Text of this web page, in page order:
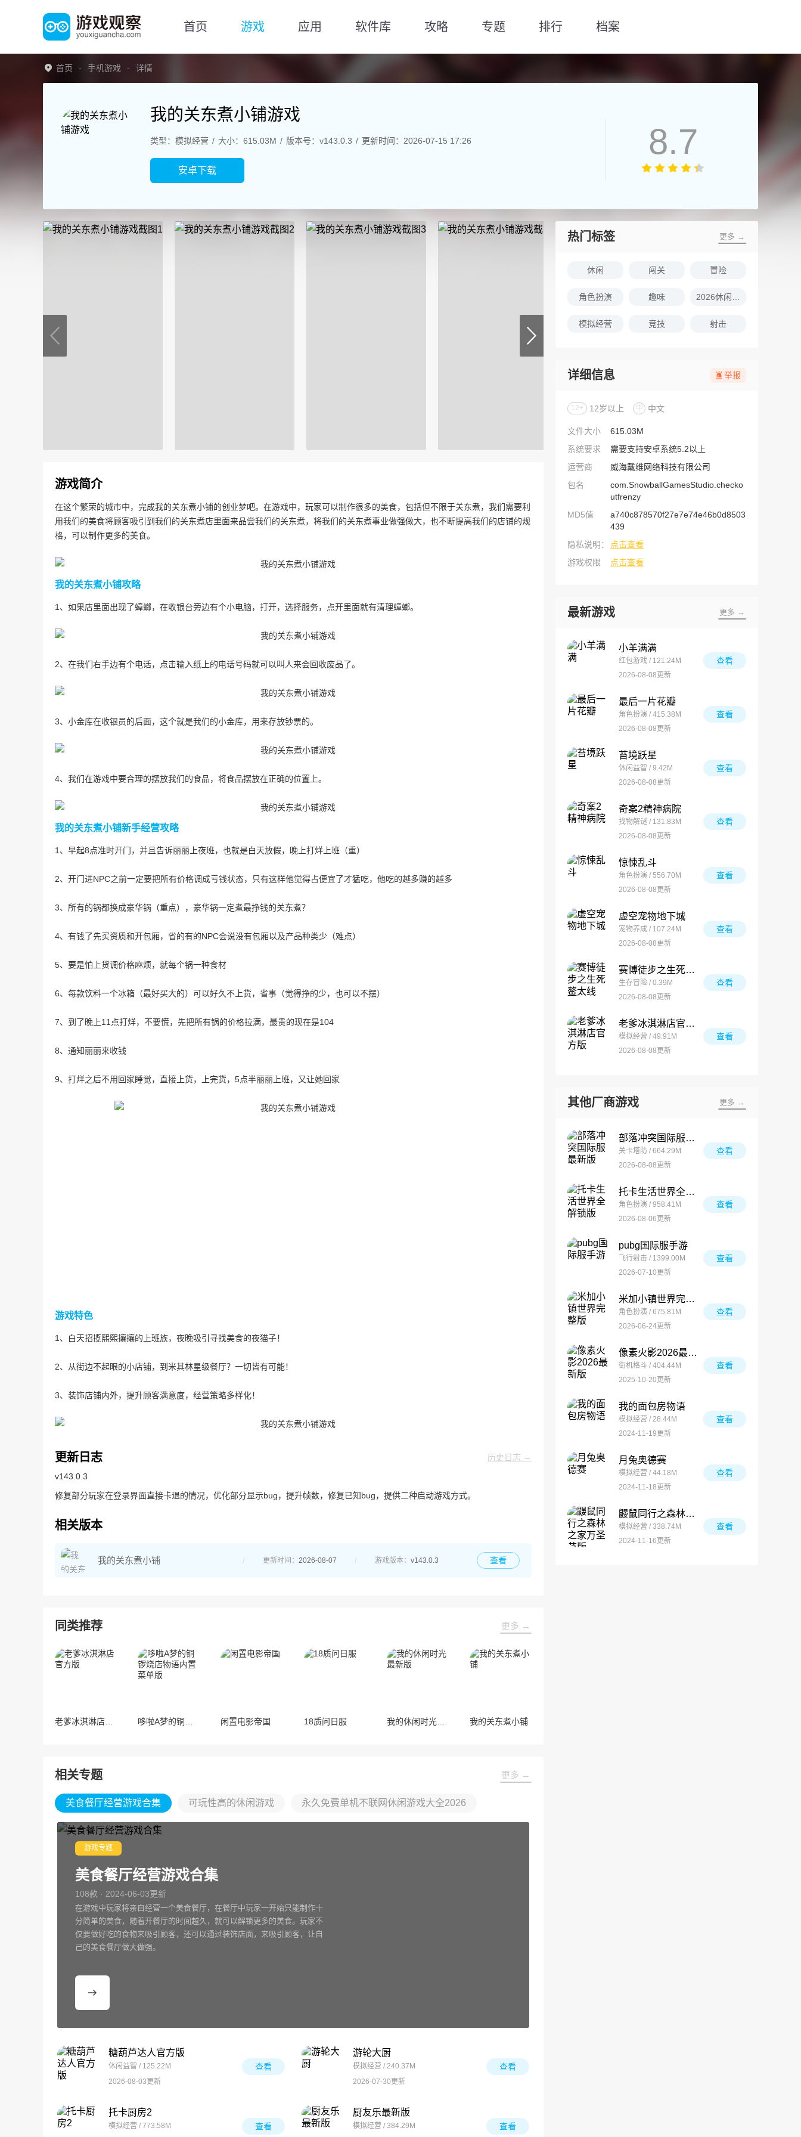
首页 游戏 应用 软件库 攻略 专题 排行 档案
首页 手机游戏 详情
我的关东煮小铺游戏
类型：模拟经营 大小：615.03M 版本号：v143.0.3 更新时间：2026-07-15 17:26
安卓下载
8.7
游戏简介
在这个繁荣的城市中，完成我的关东煮小铺的创业梦吧。在游戏中，玩家可以制作很多的美食，包括但不限于关东煮，我们需要利
用我们的美食将顾客吸引到我们的关东煮店里面来品尝我们的关东煮，将我们的关东煮事业做强做大，也不断提高我们的店铺的规
格，可以制作更多的美食。
我的关东煮小铺攻略
1、如果店里面出现了蟑螂，在收银台旁边有个小电脑，打开，选择服务，点开里面就有清理蟑螂。
2、在我们右手边有个电话，点击输入纸上的电话号码就可以叫人来会回收废品了。
3、小金库在收银员的后面，这个就是我们的小金库，用来存放钞票的。
4、我们在游戏中要合理的摆放我们的食品，将食品摆放在正确的位置上。
我的关东煮小铺新手经营攻略
1、早起8点准时开门，并且告诉丽丽上夜班，也就是白天放假，晚上打烊上班（重）
2、开门进NPC之前一定要把所有价格调成亏钱状态，只有这样他觉得占便宜了才猛吃，他吃的越多赚的越多
3、所有的锅都换成豪华锅（重点），豪华锅一定煮最挣钱的关东煮？
4、有钱了先买资质和开包厢，省的有的NPC会说没有包厢以及产品种类少（难点）
5、要是怕上货调价格麻烦，就每个锅一种食材
6、每款饮料一个冰箱（最好买大的）可以好久不上货，省事（觉得挣的少，也可以不摆）
7、到了晚上11点打烊，不要慌，先把所有锅的价格拉满，最贵的现在是104
8、通知丽丽来收钱
9、打烊之后不用回家睡觉，直接上货，上完货，5点半丽丽上班，又让她回家
游戏特色
1、白天招揽熙熙攘攘的上班族，夜晚吸引寻找美食的夜猫子！
2、从街边不起眼的小店铺，到米其林星级餐厅？一切皆有可能！
3、装饰店铺内外，提升顾客满意度，经营策略多样化！
更新日志
历史日志 →
v143.0.3
修复部分玩家在登录界面直接卡退的情况，优化部分显示bug，提升帧数，修复已知bug，提供二种启动游戏方式。
相关版本
我的关东煮小铺 更新时间： 2026-08-07 游戏版本： v143.0.3 查看
同类推荐 更多 →
闲置电影帝国 18质问日服 我的休闲时光最新版 我的关东煮小铺
相关专题 更多 →
美食餐厅经营游戏合集 可玩性高的休闲游戏 永久免费单机不联网休闲游戏大全2026
游戏专题
美食餐厅经营游戏合集
108款 · 2024-06-03更新
在游戏中玩家将亲自经营一个美食餐厅，在餐厅中玩家一开始只能制作十
分简单的美食，随着开餐厅的时间越久，就可以解锁更多的美食。玩家不
仅要做好吃的食物来吸引顾客，还可以通过装饰店面，来吸引顾客，让自
己的美食餐厅做大做强。
糖葫芦达人官方版
休闲益智 / 125.22M
2026-08-03更新
查看
游轮大厨
模拟经营 / 240.37M
2026-07-30更新
查看
托卡厨房2
模拟经营 / 773.58M 查看
厨友乐最新版
模拟经营 / 384.29M 查看
热门标签 更多 →
休闲 闯关 冒险
角色扮演 趣味
模拟经营 竞技 射击
详细信息 举报
12+ 12岁以上 中 中文
文件大小
615.03M
系统要求
需要支持安卓系统5.2以上
运营商
威海戴维网络科技有限公司
包名
com.SnowballGamesStudio.checko
utfrenzy
MD5值
a740c878570f27e7e74e46b0d8503
439
隐私说明：
点击查看
游戏权限
点击查看
最新游戏 更多 →
小羊满满
红包游戏 / 121.24M
2026-08-08更新
查看
最后一片花瓣
角色扮演 / 415.38M
2026-08-08更新
查看
苔境跃星
休闲益智 / 9.42M
2026-08-08更新
查看
奇案2精神病院
找物解谜 / 131.83M
2026-08-08更新
查看
惊悚乱斗
角色扮演 / 556.70M
2026-08-08更新
查看
虚空宠物地下城
宠物养成 / 107.24M
2026-08-08更新
查看
赛博徒步之生死鳌太线
生存冒险 / 0.39M
2026-08-08更新
查看
老爹冰淇淋店官方版
模拟经营 / 49.91M
2026-08-08更新
查看
其他厂商游戏 更多 →
部落冲突国际服最新版
关卡塔防 / 664.29M
2026-08-08更新
查看
托卡生活世界全解锁版
角色扮演 / 958.41M
2026-08-06更新
查看
pubg国际服手游
飞行射击 / 1399.00M
2026-07-10更新
查看
米加小镇世界完整版
角色扮演 / 675.81M
2026-06-24更新
查看
像素火影2026最新版
街机格斗 / 404.44M
2025-10-20更新
查看
我的面包房物语
模拟经营 / 28.44M
2024-11-19更新
查看
月兔奥德赛
模拟经营 / 44.18M
2024-11-18更新
查看
鼹鼠同行之森林之家万圣节版
模拟经营 / 338.74M
2024-11-16更新
查看